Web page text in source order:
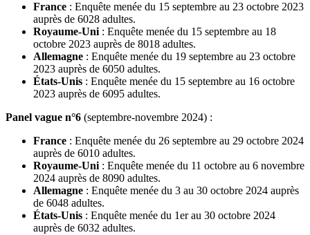
France : Enquête menée du 15 septembre au 23 octobre 2023
auprès de 6028 adultes.
Royaume-Uni : Enquête menée du 15 septembre au 18
octobre 2023 auprès de 8018 adultes.
Allemagne : Enquête menée du 19 septembre au 23 octobre
2023 auprès de 6050 adultes.
États-Unis : Enquête menée du 15 septembre au 16 octobre
2023 auprès de 6095 adultes.
Panel vague n°6 (septembre-novembre 2024) :
France : Enquête menée du 26 septembre au 29 octobre 2024
auprès de 6010 adultes.
Royaume-Uni : Enquête menée du 11 octobre au 6 novembre
2024 auprès de 8090 adultes.
Allemagne : Enquête menée du 3 au 30 octobre 2024 auprès
de 6048 adultes.
États-Unis : Enquête menée du 1er au 30 octobre 2024
auprès de 6032 adultes.